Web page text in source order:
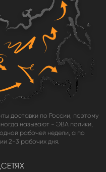
доставки по России, поэтому
называют - ЭВА полики,
рабочей недели, а по
2-3 рабочих дня.